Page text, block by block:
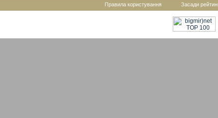
Правила користування Засади